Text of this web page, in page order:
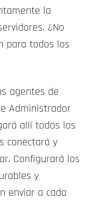
la
¿No
para todos los
agentes de
Administrador
allí todos los
conectará y
Configurará los
y
enviar a cada